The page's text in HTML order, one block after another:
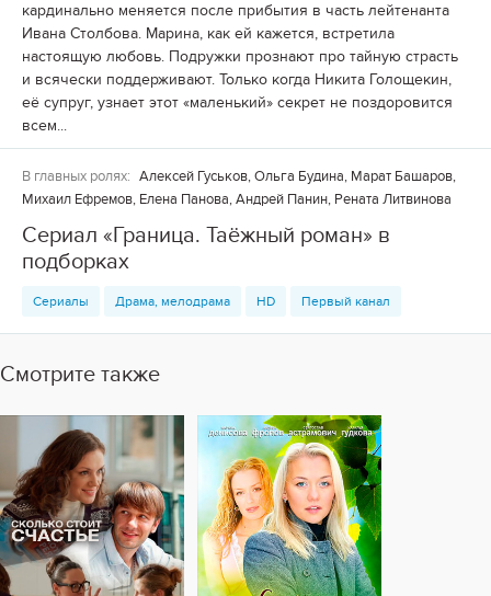
кардинально меняется после прибытия в часть лейтенанта
Ивана Столбова. Марина, как ей кажется, встретила
настоящую любовь. Подружки прознают про тайную страсть
и всячески поддерживают. Только когда Никита Голощекин,
её супруг, узнает этот «маленький» секрет не поздоровится
всем...
В главных ролях: Алексей Гуськов, Ольга Будина, Марат Башаров,
Михаил Ефремов, Елена Панова, Андрей Панин, Рената Литвинова
Сериал «Граница. Таёжный роман» в
подборках
Сериалы Драма, мелодрама HD Первый канал
Смотрите также